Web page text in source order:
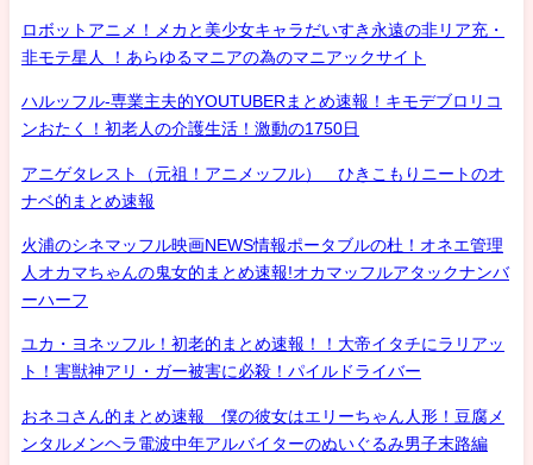
ロボットアニメ！メカと美少女キャラだいすき永遠の非リア充・
非モテ星人 ！あらゆるマニアの為のマニアックサイト
ハルッフル-専業主夫的YOUTUBERまとめ速報！キモデブロリコ
ンおたく！初老人の介護生活！激動の1750日
アニゲタレスト（元祖！アニメッフル） ひきこもりニートのオ
ナベ的まとめ速報
火浦のシネマッフル映画NEWS情報ポータブルの杜！オネエ管理
人オカマちゃんの鬼女的まとめ速報!オカマッフルアタックナンバ
ーハーフ
ユカ・ヨネッフル！初老的まとめ速報！！大帝イタチにラリアッ
ト！害獣神アリ・ガー被害に必殺！パイルドライバー
おネコさん的まとめ速報 僕の彼女はエリーちゃん人形！豆腐メ
ンタルメンヘラ電波中年アルバイターのぬいぐるみ男子末路編